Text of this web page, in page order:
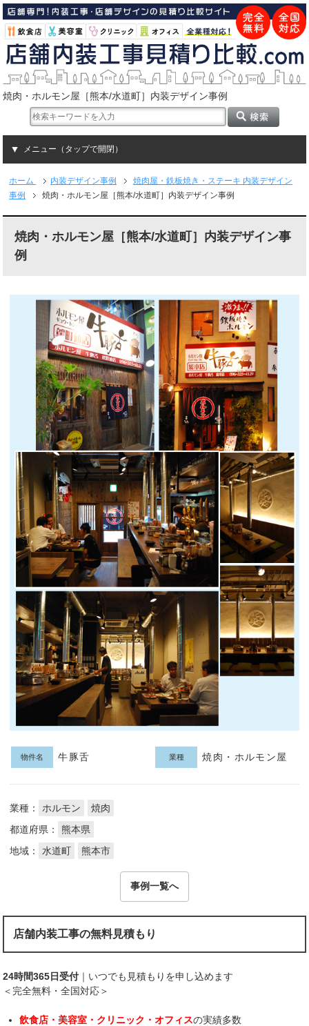
焼肉・ホルモン屋［熊本/水道町］内装デザイン事例
メニュー（タップで開閉）
ホーム 内装デザイン事例
焼肉屋・鉄板焼き・ステーキ 内装デザイン
事例
焼肉・ホルモン屋［熊本/水道町］内装デザイン事例
焼肉・ホルモン屋［熊本/水道町］内装デザイン事
例
物件名 牛豚舌 業種 焼肉・ホルモン屋
業種： ホルモン
焼肉
都道府県：
熊本県
地域：
水道町 熊本市
事例一覧へ
店舗内装工事の無料見積もり
24時間365日受付 ｜いつでも見積もりを申し込めます
＜完全無料・全国対応＞
飲食店・美容室・クリニック・オフィスの実績多数